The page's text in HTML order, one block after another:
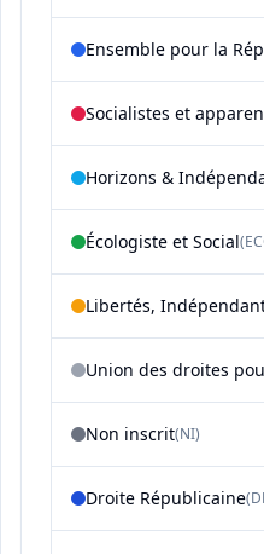
Ensemble pour la
Socialistes et
Horizons &
Écologiste et Social(
Libertés,
Union des droites
Non inscrit(NI)
Droite Républicaine(